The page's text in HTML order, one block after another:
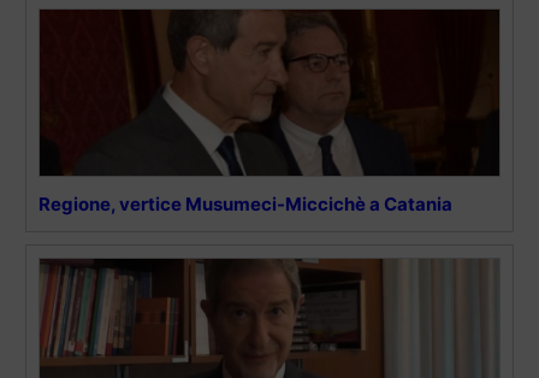
Regione, vertice Musumeci-Miccichè a Catania